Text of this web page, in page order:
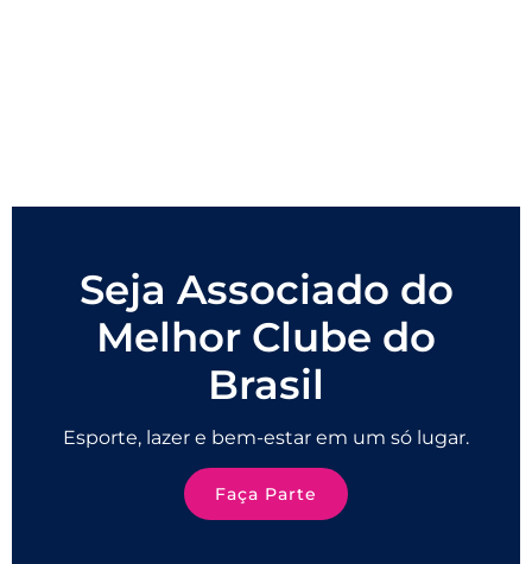
Seja Associado do
Melhor Clube do
Brasil
Esporte, lazer e bem-estar em um só lugar.
Faça Parte